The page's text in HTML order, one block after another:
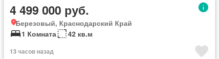
4 499 000 руб.
Березовый, Краснодарский Край
1 Комната
42 кв.м
13 часов назад